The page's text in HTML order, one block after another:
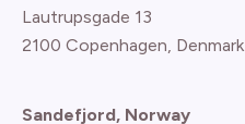
Lautrupsgade 13
2100 Copenhagen, Denmark
Sandefjord, Norway